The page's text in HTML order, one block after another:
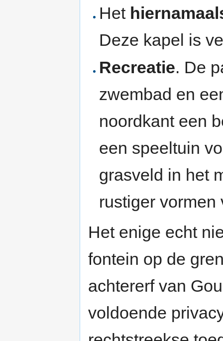
Het
Deze kapel is
Recreatie. De
zwembad en
noordkant een
een speeltuin
grasveld in het
rustiger
Het enige echt
fontein op de
achtererf van
voldoende